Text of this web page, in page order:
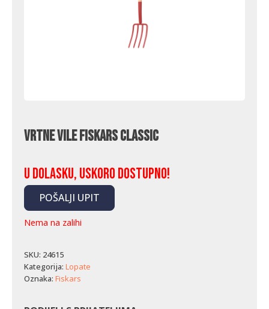
Vrtne vile Fiskars Classic
U dolasku, uskoro dostupno!
POŠALJI UPIT
Nema na zalihi
SKU: 24615
Kategorija: Lopate
Oznaka: Fiskars